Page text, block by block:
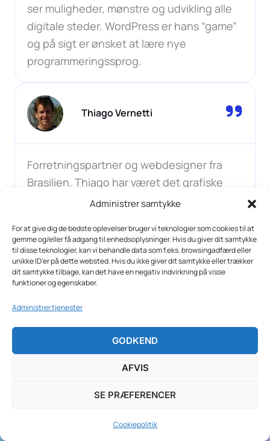
Administrer samtykke
For at give dig de bedste oplevelser bruger vi teknologier som cookies til at
gemme og/eller få adgang til enhedsoplysninger. Hvis du giver dit samtykke
til disse teknologier, kan vi behandle data som f.eks. browsingadfærd eller
unikke ID'er på dette websted. Hvis du ikke giver dit samtykke eller trækker
dit samtykke tilbage, kan det have en negativ indvirkning på visse
funktioner og egenskaber.
Administrer tjenester
GODKEND
AFVIS
SE PRÆFERENCER
Cookiepolitik
ser muligheder, mønstre og udvikling alle
digitale steder. WordPress er hans “game”
og på sigt er ønsket at lære nye
programmeringssprog.
Thiago Vernetti
Forretningspartner og webdesigner fra
Brasilien. Thiago har været det grafiske
kraftcenter i mange år, og han står bag de
BLIV INSPIRERET
Kontakt os i dag for at snakke om dine digitale
er din hjælpsomme og seriøse
hjemmesider og webshops, der skaber værdi for